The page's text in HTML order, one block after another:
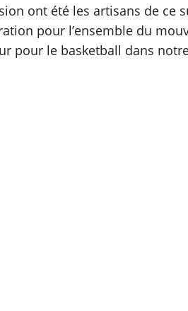
ont été les artisans de ce
pour l’ensemble du
pour le basketball dans